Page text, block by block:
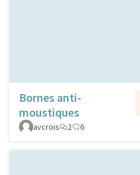
Bornes anti-
moustiques
avcrois
2 6